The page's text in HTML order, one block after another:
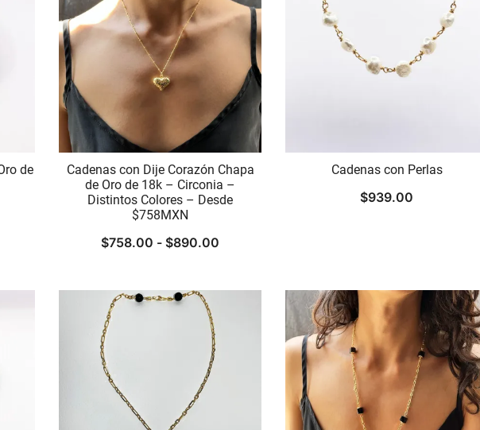
de
Cadenas con Dije Corazón Chapa
de Oro de 18k – Circonia –
Distintos Colores – Desde
$758MXN
$758.00 - $890.00
Cadenas con Perlas
$939.00